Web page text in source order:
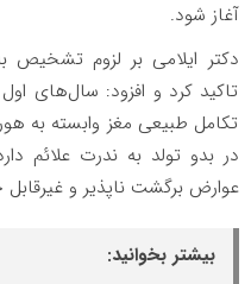
آغاز شود.
دکتر ایلامی بر لزوم تشخیص
تاکید کرد و افزود: سال‌های
تکامل طبیعی مغز وابسته به
در بدو تولد به ‌ندرت علائم
عوارض برگشت ‌ناپذیر و
بیشتر بخوانید: